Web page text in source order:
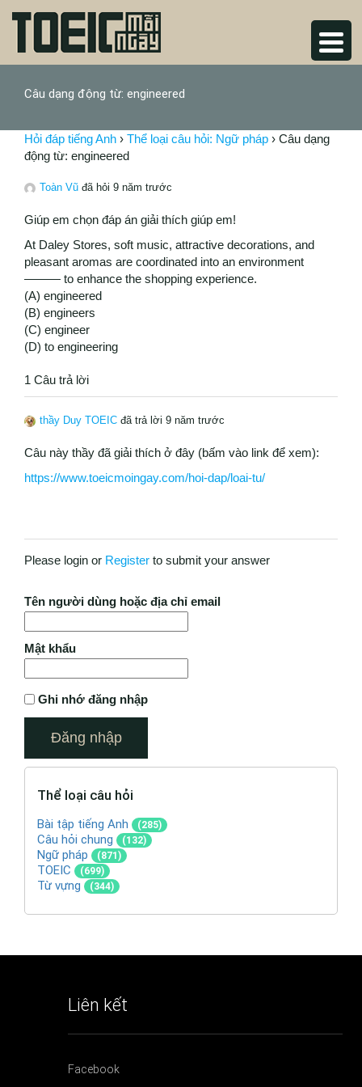
Câu dạng động từ: engineered
Hỏi đáp tiếng Anh › Thể loại câu hỏi: Ngữ pháp › Câu dạng
động từ: engineered
Toàn Vũ đã hỏi 9 năm trước
Giúp em chọn đáp án giải thích giúp em!
At Daley Stores, soft music, attractive decorations, and
pleasant aromas are coordinated into an environment
——— to enhance the shopping experience.
(A) engineered
(B) engineers
(C) engineer
(D) to engineering
1 Câu trả lời
thầy Duy TOEIC đã trả lời 9 năm trước
Câu này thầy đã giải thích ở đây (bấm vào link để xem):
https://www.toeicmoingay.com/hoi-dap/loai-tu/
Please login or Register to submit your answer
Tên người dùng hoặc địa chỉ email
Mật khẩu
Ghi nhớ đăng nhập
Thể loại câu hỏi
Bài tập tiếng Anh (285)
Câu hỏi chung (132)
Ngữ pháp (871)
TOEIC (699)
Từ vựng (344)
Liên kết
Facebook